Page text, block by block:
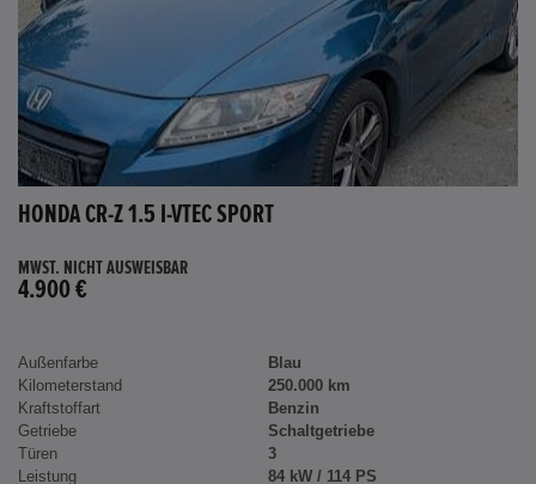
HONDA CR-Z 1.5 I-VTEC SPORT
MWST. NICHT AUSWEISBAR
4.900 €
Außenfarbe
Blau
Kilometerstand
250.000 km
Kraftstoffart
Benzin
Getriebe
Schaltgetriebe
Türen
3
Leistung
84 kW / 114 PS